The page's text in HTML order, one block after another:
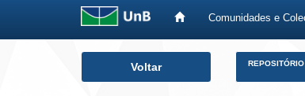
Comunidades e
Voltar